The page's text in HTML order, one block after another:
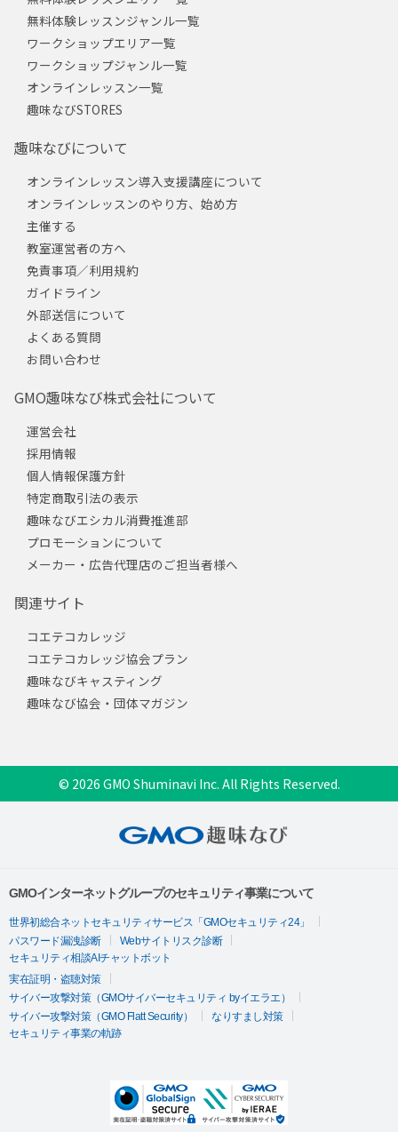
無料体験レッスンジャンル一覧
ワークショップエリア一覧
ワークショップジャンル一覧
オンラインレッスン一覧
趣味なびSTORES
趣味なびについて
オンラインレッスン導入支援講座について
オンラインレッスンのやり方、始め方
主催する
教室運営者の方へ
免責事項／利用規約
ガイドライン
外部送信について
よくある質問
お問い合わせ
GMO趣味なび株式会社について
運営会社
採用情報
個人情報保護方針
特定商取引法の表示
趣味なびエシカル消費推進部
プロモーションについて
メーカー・広告代理店のご担当者様へ
関連サイト
コエテコカレッジ
コエテコカレッジ協会プラン
趣味なびキャスティング
趣味なび協会・団体マガジン
© 2026 GMO Shuminavi Inc. All Rights Reserved.